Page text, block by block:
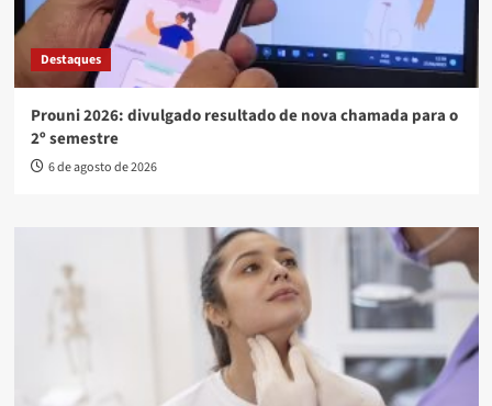
Destaques
Prouni 2026: divulgado resultado de nova chamada para o
2º semestre
6 de agosto de 2026